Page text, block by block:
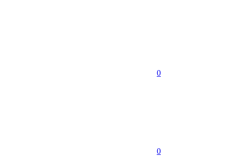
0
0